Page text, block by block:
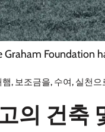
Graham
햄, 보조금을, 수여, 실천으
의 건축